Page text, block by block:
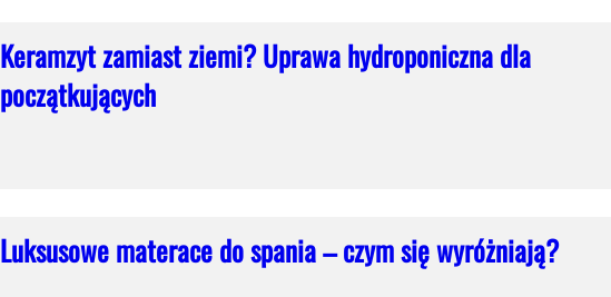
Keramzyt zamiast ziemi? Uprawa hydroponiczna dla
początkujących
Luksusowe materace do spania – czym się wyróżniają?